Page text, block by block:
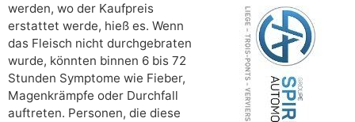
werden, wo der Kaufpreis
erstattet werde, hieß es. Wenn
das Fleisch nicht durchgebraten
wurde, könnten binnen 6 bis 72
Stunden Symptome wie Fieber,
Magenkrämpfe oder Durchfall
auftreten. Personen, die diese